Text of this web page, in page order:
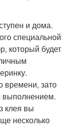
и дома.
специальной
который будет
времени, зато
выполнением.
клея вы
несколько